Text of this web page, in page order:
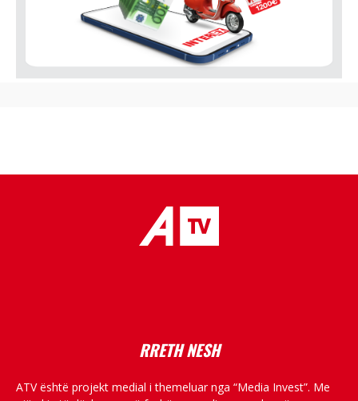
RRETH NESH
ATV është projekt medial i themeluar nga “Media Invest”. Me